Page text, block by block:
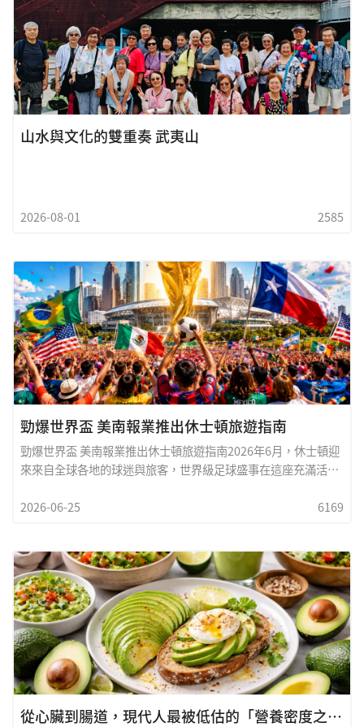
山水與文化的雙重奏 武夷山
2026-08-01 2585
勁爆世界盃 美南報業推出休士頓旅遊指南
勁爆世界盃 美南報業推出休士頓旅遊指南2026年6月，休士頓迎
來來自全球各地的球迷與旅客，世界級足球盛事在這座充滿活力
於激情澎湃的國際足球氛圍，還是希望在觀賽
2026-06-25 6169
從心臟到腸道，現代人最被低估的「營養密度之王」